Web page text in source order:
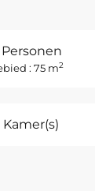
: 75 m2
Kamer(s)